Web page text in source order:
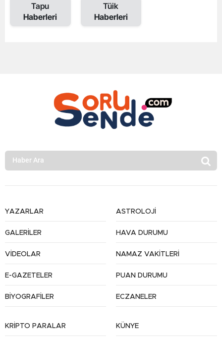
Tapu
Haberleri
Tüik
Haberleri
YAZARLAR
GALERİLER
VİDEOLAR
E-GAZETELER
BİYOGRAFİLER
ASTROLOJİ
HAVA DURUMU
NAMAZ VAKİTLERİ
PUAN DURUMU
ECZANELER
KRİPTO PARALAR KÜNYE